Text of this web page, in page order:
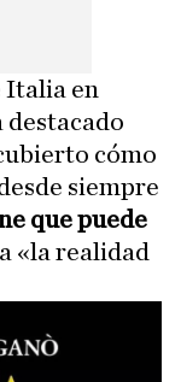
Italia en
destacado
cómo
siempre
que puede
«la realidad